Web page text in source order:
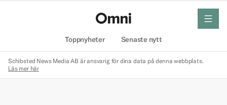
Toppnyheter Senaste nytt
meny
Schibsted News Media AB är ansvarig för dina data på denna webbplats.
Läs mer här